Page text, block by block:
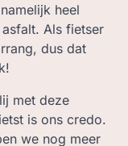
heel
Als fietser
dus dat
met deze
is ons credo.
we nog meer